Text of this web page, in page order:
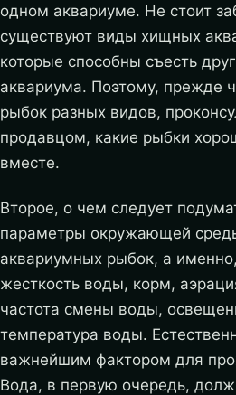
одном аквариуме. Не стоит
существуют виды хищных
которые способны съесть
аквариума. Поэтому, прежде
рыбок разных видов,
продавцом, какие рыбки
вместе.
Второе, о чем следует
параметры окружающей
аквариумных рыбок, а
жесткость воды, корм,
частота смены воды,
температура воды.
важнейшим фактором для
Вода, в первую очередь,